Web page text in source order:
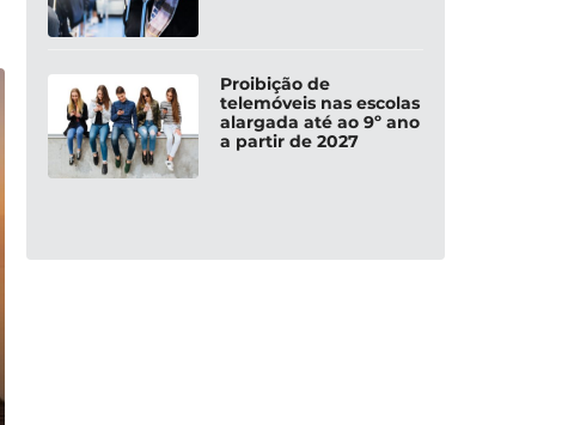
Proibição de
telemóveis nas escolas
alargada até ao 9º ano
a partir de 2027